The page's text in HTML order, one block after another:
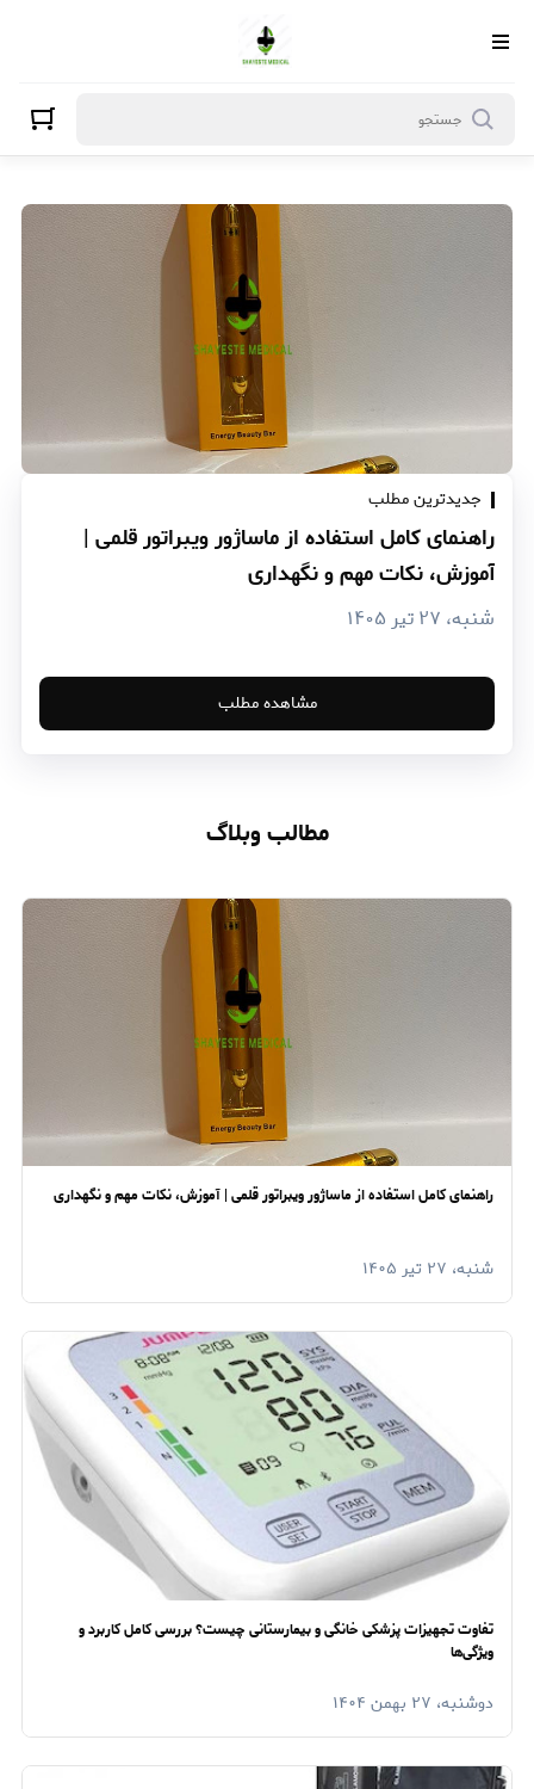
جدیدترین مطلب
راهنمای کامل استفاده از ماساژور ویبراتور قلمی |
آموزش، نکات مهم و نگهداری
شنبه، ۲۷ تیر ۱۴۰۵
مشاهده مطلب
مطالب وبلاگ
راهنمای کامل استفاده از ماساژور ویبراتور قلمی | آموزش، نکات مهم و نگهداری
شنبه، ۲۷ تیر ۱۴۰۵
تفاوت تجهیزات پزشکی خانگی و بیمارستانی چیست؟ بررسی کامل کاربرد و
ویژگی‌ها
دوشنبه، ۲۷ بهمن ۱۴۰۴